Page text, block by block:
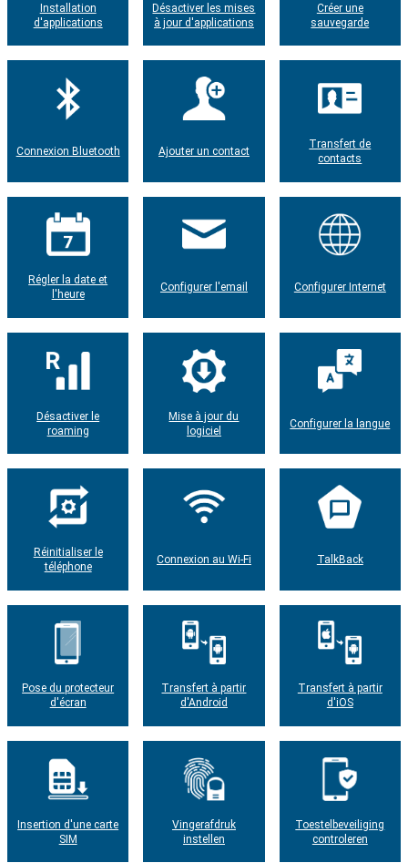
Installation
d'applications
Désactiver les mises
à jour d'applications
Créer une
sauvegarde
Connexion Bluetooth Ajouter un contact
Transfert de
contacts
Régler la date et
l'heure
Configurer l'email Configurer Internet
Désactiver le
roaming
Mise à jour du
logiciel
Configurer la langue
Réinitialiser le
téléphone
Connexion au Wi-Fi TalkBack
Pose du protecteur
d'écran
Transfert à partir
d'Android
Transfert à partir
d'iOS
Insertion d'une carte
SIM
Vingerafdruk
instellen
Toestelbeveiliging
controleren